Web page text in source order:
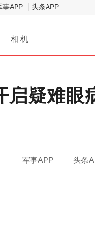
事APP 头条APP
相 机
启疑难眼
军事APP 头条